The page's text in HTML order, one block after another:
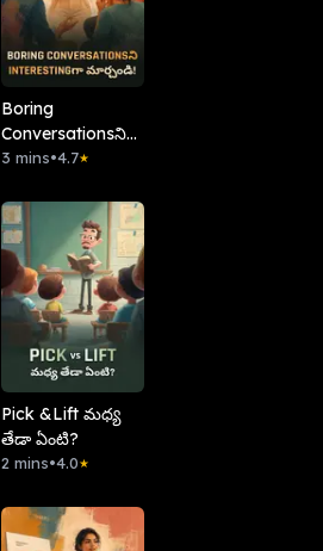
Boring
Conversationsని
Interestingగా
3 mins•4.7★
Pick &Lift మధ్య
తేడా ఏంటి?
2 mins•4.0★